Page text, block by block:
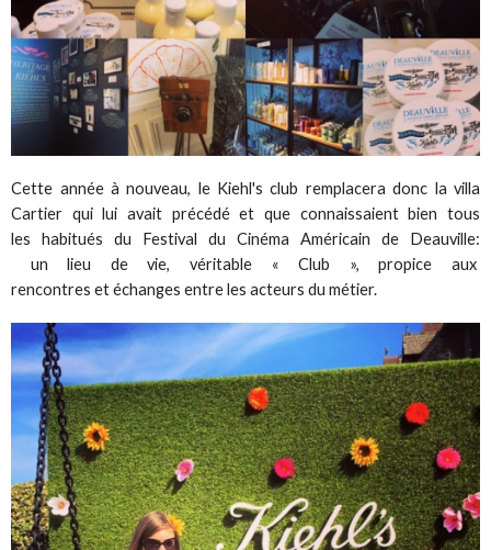
Cette année à nouveau, le Kiehl's club remplacera donc la villa
Cartier qui lui avait précédé et que connaissaient bien tous
les habitués du Festival du Cinéma Américain de Deauville:
un lieu de vie, véritable « Club », propice aux
rencontres et échanges entre les acteurs du métier.